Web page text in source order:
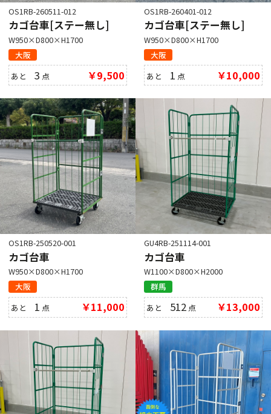
OS1RB-260511-012
カゴ台車[ステー無し]
W950×D800×H1700
大阪
あと3 点 ￥9,500
OS1RB-260401-012
カゴ台車[ステー無し]
W950×D800×H1700
大阪
あと 1 点 ￥10,000
OS1RB-250520-001
カゴ台車
W950×D800×H1700
大阪
あと 1 点 ￥11,000
GU4RB-251114-001
カゴ台車
W1100×D800×H2000
群馬
あと 512 点 ￥13,000